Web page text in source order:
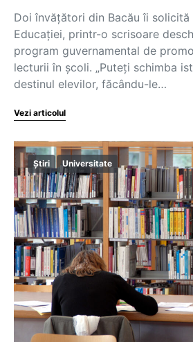
Doi învățători din Bacău îi solicită
Educației, printr-o scrisoare
program guvernamental de
lecturii în școli. „Puteți schimba
destinul elevilor, făcându-le…
Vezi articolul
Știri Universitate